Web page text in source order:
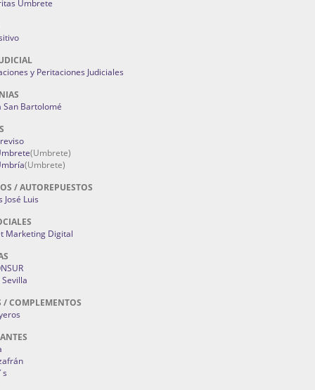
Umbrete
y Peritaciones Judiciales
San Bartolomé
(Umbrete)
(Umbrete)
/ AUTOREPUESTOS
José Luis
Marketing Digital
/ COMPLEMENTOS